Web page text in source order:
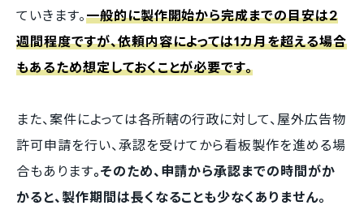
ていきます。一般的に製作開始から完成までの目安は2
週間程度ですが、依頼内容によっては1カ月を超える場合
もあるため想定しておくことが必要です。
また、案件によっては各所轄の行政に対して、屋外広告物
許可申請を行い、承認を受けてから看板製作を進める場
合もあります。そのため、申請から承認までの時間がか
かると、製作期間は長くなることも少なくありません。